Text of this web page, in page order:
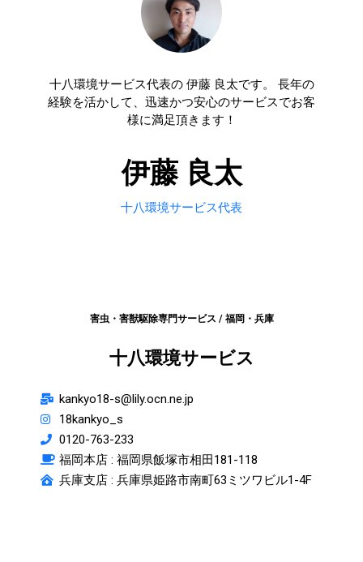
十八環境サービス代表の 伊藤 良太です。 長年の
経験を活かして、迅速かつ安心のサービスでお客
様に満足頂きます！
伊藤 良太
十八環境サービス代表
害虫・害獣駆除専門サービス / 福岡・兵庫
十八環境サービス
kankyo18-s@lily.ocn.ne.jp
18kankyo_s
0120-763-233
福岡本店 : 福岡県飯塚市相田181-118
兵庫支店 : 兵庫県姫路市南町63ミツワビル1-4F